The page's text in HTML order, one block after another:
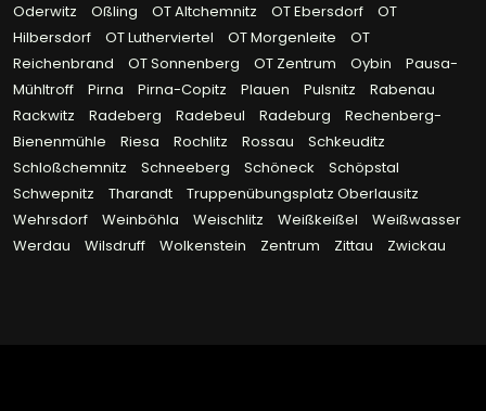
Oderwitz
Oßling OT Altchemnitz OT Ebersdorf
OT
Hilbersdorf
OT Lutherviertel OT Morgenleite
OT
Reichenbrand
OT Sonnenberg OT Zentrum Oybin
Pausa-
Mühltroff
Pirna Pirna-Copitz Plauen Pulsnitz
Rabenau
Rackwitz
Radeberg Radebeul Radeburg
Rechenberg-
Bienenmühle
Riesa Rochlitz Rossau
Schkeuditz
Schloßchemnitz
Schneeberg Schöneck
Schöpstal
Schwepnitz
Tharandt
Truppenübungsplatz Oberlausitz
Wehrsdorf
Weinböhla Weischlitz Weißkeißel
Weißwasser
Werdau
Wilsdruff Wolkenstein Zentrum Zittau Zwickau